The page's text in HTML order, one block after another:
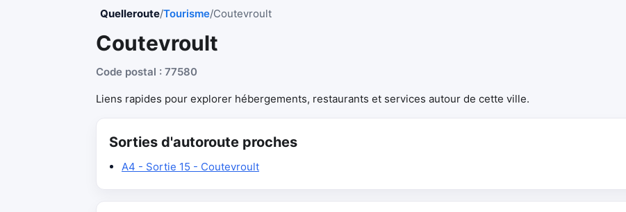
Quelleroute/Tourisme/Coutevroult
Coutevroult
Code postal : 77580
Liens rapides pour explorer hébergements, restaurants et services autour de cette ville.
Sorties d'autoroute proches
A4 - Sortie 15 - Coutevroult